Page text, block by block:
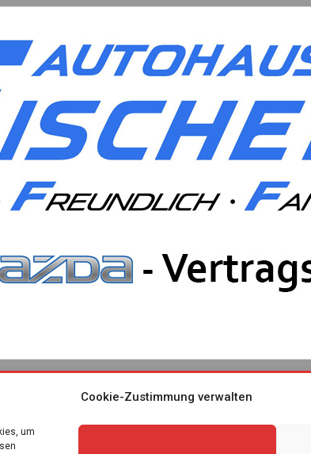
Cookie-Zustimmung verwalten
um